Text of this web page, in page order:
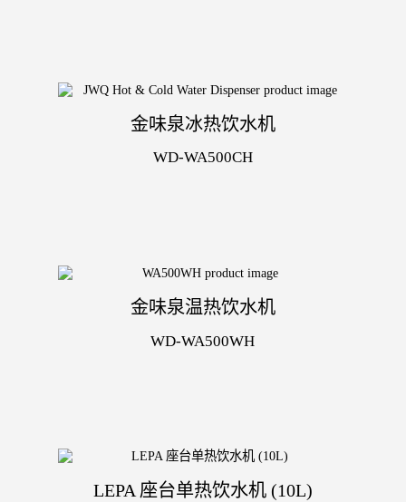
金味泉冰热饮水机
WD-WA500CH
金味泉温热饮水机
WD-WA500WH
LEPA 座台单热饮水机 (10L)